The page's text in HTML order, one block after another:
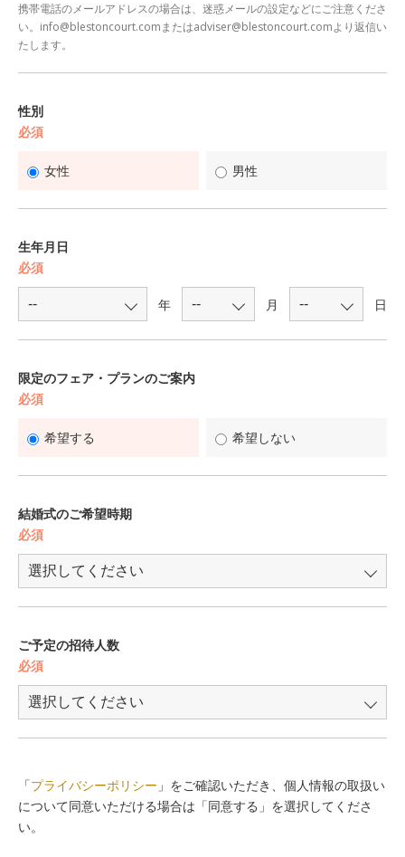
携帯電話のメールアドレスの場合は、迷惑メールの設定などにご注意くださ
い。info@blestoncourt.comまたはadviser@blestoncourt.comより返信い
たします。
性別
必須
女性 男性
生年月日
必須
年 月 日
限定のフェア・プランのご案内
必須
希望する 希望しない
結婚式のご希望時期
必須
ご予定の招待人数
必須
「プライバシーポリシー 」をご確認いただき、個人情報の取扱い
について同意いただける場合は「同意する」を選択してくださ
い。